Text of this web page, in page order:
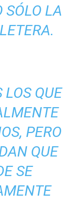
SÓLO LA
LOS QUE
PERO
QUE
SE